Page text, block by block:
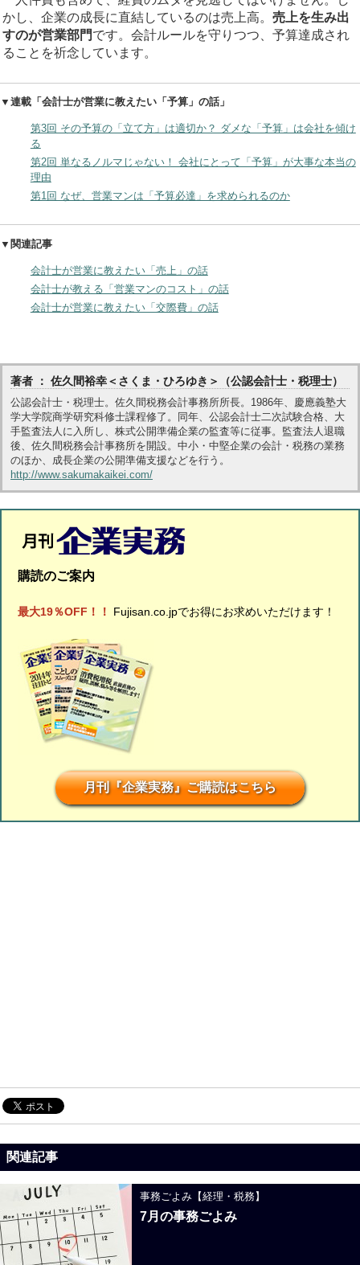
かし、企業の成長に直結しているのは売上高。 売上を生み出
すのが営業部門です。会計ルールを守りつつ、予算達成され
ることを祈念しています。
▼連載「会計士が営業に教えたい「予算」の話」
第3回 その予算の「立て方」は適切か？ ダメな「予算」は会社を傾け
る
第2回 単なるノルマじゃない！ 会社にとって「予算」が大事な本当の
理由
第1回 なぜ、営業マンは「予算必達」を求められるのか
▼関連記事
会計士が営業に教えたい「売上」の話
会計士が教える「営業マンのコスト」の話
会計士が営業に教えたい「交際費」の話
著者 ： 佐久間裕幸＜さくま・ひろゆき＞（公認会計士・税理士）
公認会計士・税理士。佐久間税務会計事務所所長。1986年、慶應義塾大
学大学院商学研究科修士課程修了。同年、公認会計士二次試験合格、大
手監査法人に入所し、株式公開準備企業の監査等に従事。監査法人退職
後、佐久間税務会計事務所を開設。中小・中堅企業の会計・税務の業務
のほか、成長企業の公開準備支援などを行う。
http://www.sakumakaikei.com/
購読のご案内
最大19％OFF！！ Fujisan.co.jpでお得にお求めいただけます！
月刊『企業実務』ご購読はこちら
関連記事
事務ごよみ【経理・税務】
7月の事務ごよみ